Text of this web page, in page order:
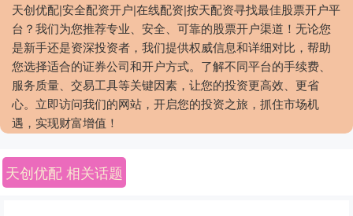
天创优配|安全配资开户|在线配资|按天配资寻找最佳股票开户平
台？我们为您推荐专业、安全、可靠的股票开户渠道！无论您
是新手还是资深投资者，我们提供权威信息和详细对比，帮助
您选择适合的证券公司和开户方式。了解不同平台的手续费、
服务质量、交易工具等关键因素，让您的投资更高效、更省
心。立即访问我们的网站，开启您的投资之旅，抓住市场机
遇，实现财富增值！
天创优配 相关话题